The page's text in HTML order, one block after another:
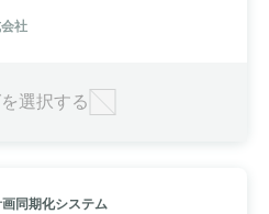
なシステムを提案。
社
選択する
同期化システム